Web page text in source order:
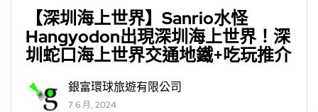
【深圳海上世界】Sanrio水怪
Hangyodon出現深圳海上世界！深
圳蛇口海上世界交通地鐵+吃玩推介
銀富環球旅遊有限公司
7 6 月, 2024